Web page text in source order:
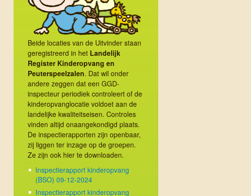
Beide locaties van de Uitvinder staan
geregistreerd in het Landelijk
Register Kinder­opvang en
Peuterspeel­zalen. Dat wil onder
andere zeggen dat een GGD-
inspecteur periodiek controleert of de
kinderopvanglocatie voldoet aan de
landelijke kwaliteitseisen. Controles
vinden altijd onaange­kon­digd plaats.
De inspectie­rapporten zijn openbaar,
zij liggen ter inzage op de groepen.
Ze zijn ook hier te downloaden.
Inspectierapport kinderopvang
(BSO) 09-12-2024
Inspectierapport kinderopvang